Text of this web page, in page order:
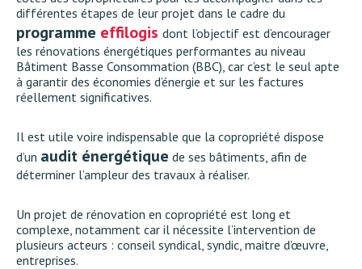
différentes étapes de leur projet dans le cadre du
programme effilogis dont l’objectif est d’encourager
les rénovations énergétiques performantes au niveau
Bâtiment Basse Consommation (BBC), car c’est le seul apte
à garantir des économies d’énergie et sur les factures
réellement significatives.
Il est utile voire indispensable que la copropriété dispose
d’un audit énergétique de ses bâtiments, afin de
déterminer l’ampleur des travaux à réaliser.
Un projet de rénovation en copropriété est long et
complexe, notamment car il nécessite l’intervention de
plusieurs acteurs : conseil syndical, syndic, maitre d’œuvre,
entreprises.